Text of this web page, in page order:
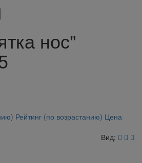
нос"
Рейтинг (по возрастанию) Цена
Вид: